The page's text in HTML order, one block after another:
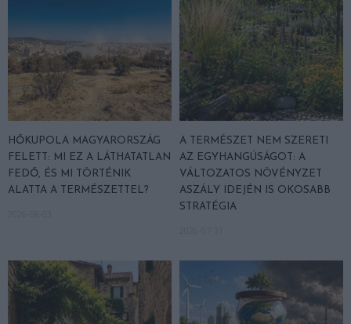
HŐKUPOLA MAGYARORSZÁG
FELETT: MI EZ A LÁTHATATLAN
FEDŐ, ÉS MI TÖRTÉNIK
ALATTA A TERMÉSZETTEL?
A TERMÉSZET NEM SZERETI
AZ EGYHANGÚSÁGOT: A
VÁLTOZATOS NÖVÉNYZET
ASZÁLY IDEJÉN IS OKOSABB
STRATÉGIA